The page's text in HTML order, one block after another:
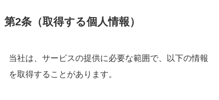
第2条（取得する個人情報）
当社は、サービスの提供に必要な範囲で、以下の情報
を取得することがあります。